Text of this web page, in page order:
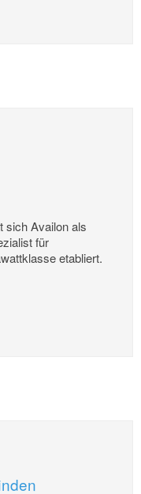
sich Availon als
für
etabliert.